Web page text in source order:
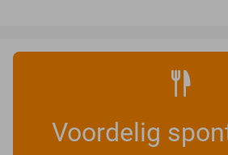
Voordelig